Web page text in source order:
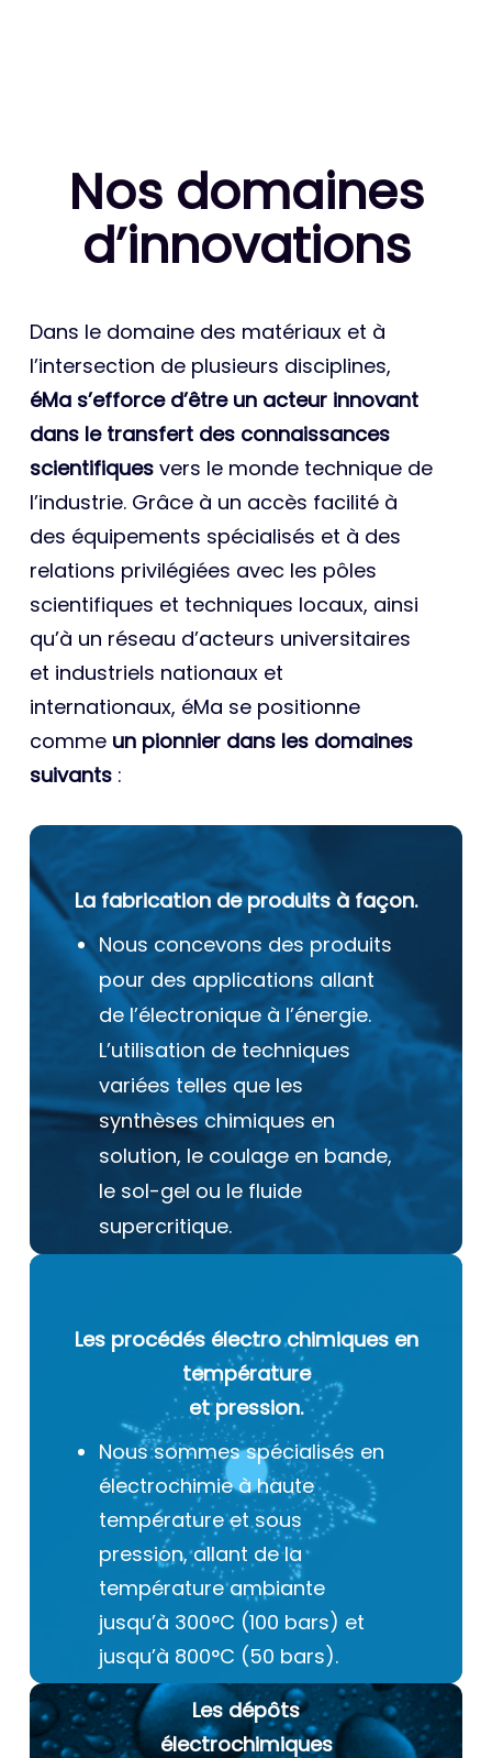
Nos domaines
d’innovations
Dans le domaine des matériaux et à
l’intersection de plusieurs disciplines,
éMa s’efforce d’être un acteur innovant
dans le transfert des connaissances
scientifiques vers le monde technique de
l’industrie. Grâce à un accès facilité à
des équipements spécialisés et à des
relations privilégiées avec les pôles
scientifiques et techniques locaux, ainsi
qu’à un réseau d’acteurs universitaires
et industriels nationaux et
internationaux, éMa se positionne
comme un pionnier dans les domaines
suivants :
La fabrication de produits à façon.
Nous concevons des produits
pour des applications allant
de l’électronique à l’énergie.
L’utilisation de techniques
variées telles que les
synthèses chimiques en
solution, le coulage en bande,
le sol-gel ou le fluide
supercritique.
Les procédés électro chimiques en
température
et pression.
Nous sommes spécialisés en
électrochimie à haute
température et sous
pression, allant de la
température ambiante
jusqu’à 300°C (100 bars) et
jusqu’à 800°C (50 bars).
Les dépôts
électrochimiques